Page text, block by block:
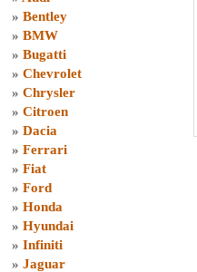
» Bentley
» BMW
» Bugatti
» Chevrolet
» Chrysler
» Citroen
» Dacia
» Ferrari
» Fiat
» Ford
» Honda
» Hyundai
» Infiniti
» Jaguar